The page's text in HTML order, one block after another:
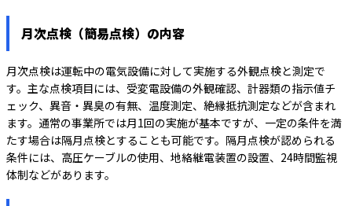
月次点検（簡易点検）の内容
月次点検は運転中の電気設備に対して実施する外観点検と測定で
す。主な点検項目には、受変電設備の外観確認、計器類の指示値チ
ェック、異音・異臭の有無、温度測定、絶縁抵抗測定などが含まれ
ます。通常の事業所では月1回の実施が基本ですが、一定の条件を満
たす場合は隔月点検とすることも可能です。隔月点検が認められる
条件には、高圧ケーブルの使用、地絡継電装置の設置、24時間監視
体制などがあります。